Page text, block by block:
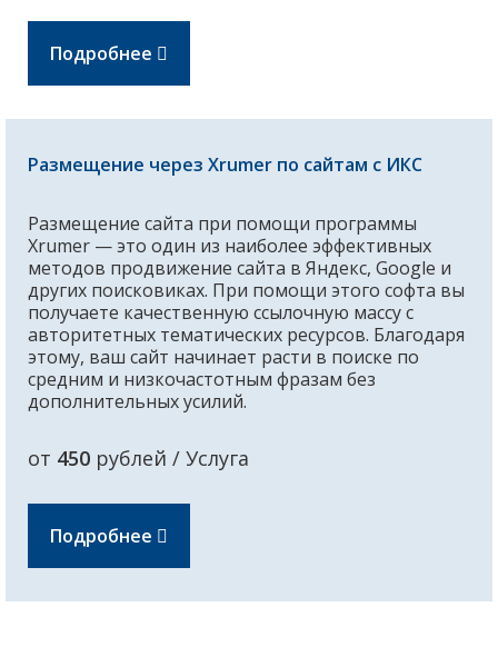
Подробнее
Размещение через Xrumer по сайтам с ИКС
Размещение сайта при помощи программы
Xrumer — это один из наиболее эффективных
методов продвижение сайта в Яндекс, Google и
других поисковиках. При помощи этого софта вы
получаете качественную ссылочную массу с
авторитетных тематических ресурсов. Благодаря
этому, ваш сайт начинает расти в поиске по
средним и низкочастотным фразам без
дополнительных усилий.
от 450 рублей / Услуга
Подробнее